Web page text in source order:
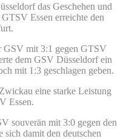
das Geschehen und
Essen erreichte den
GSV mit 3:1 gegen GTSV
dem GSV Düsseldorf ein
mit 1:3 geschlagen geben.
eine starke Leistung
Essen.
souverän mit 3:0 gegen den
damit den deutschen